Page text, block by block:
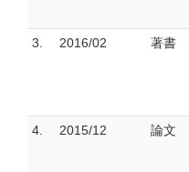
3. 2016/02 著書
4. 2015/12 論文